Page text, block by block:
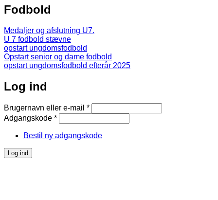
Fodbold
Medaljer og afslutning U7.
U 7 fodbold stævne
opstart ungdomsfodbold
Opstart senior og dame fodbold
opstart ungdomsfodbold efterår 2025
Log ind
Brugernavn eller e-mail *
Adgangskode *
Bestil ny adgangskode